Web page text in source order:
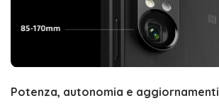
Potenza, autonomia e aggiornamenti